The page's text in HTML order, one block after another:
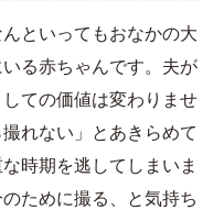
といってもおなかの大
る赤ちゃんです。夫が
ての価値は変わりませ
れない」とあきらめて
時期を逃してしまいま
ために撮る、と気持ち